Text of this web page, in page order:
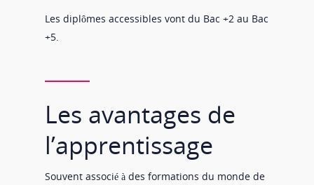
Les diplômes accessibles vont du Bac +2 au Bac
+5.
Les avantages de
l’apprentissage
Souvent associé à des formations du monde de